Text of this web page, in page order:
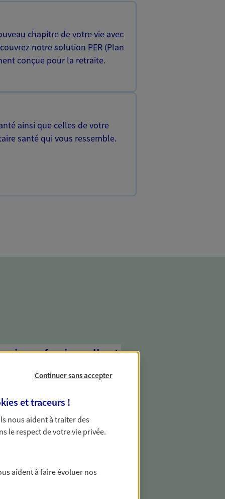
chapitre de votre vie avec
notre solution PER (Plan
conçue pour la retraite.
ainsi que celles de votre
santé qui vous ressemble.
vie professionnelle et
couvrant les risques liés à votre
vos besoins, ça change tout.
Continuer sans accepter
et traceurs !
nous aident à traiter des
le respect de votre vie privée.
aident à faire évoluer nos